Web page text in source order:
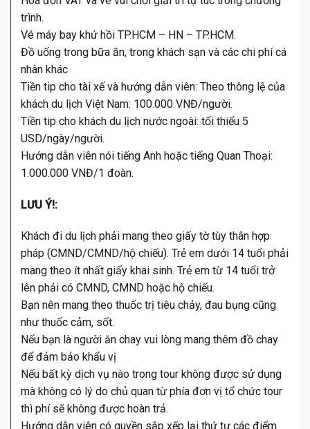
trình.
Vé máy bay khứ hồi TP.HCM – HN – TP.HCM.
Đồ uống trong bữa ăn, trong khách sạn và các chi phí cá
nhân khác
Tiền tip cho tài xế và hướng dẫn viên: Theo thông lệ của
khách du lịch Việt Nam: 100.000 VNĐ/người.
Tiền tip cho khách du lịch nước ngoài: tối thiểu 5
USD/ngày/người.
Hướng dẫn viên nói tiếng Anh hoặc tiếng Quan Thoại:
1.000.000 VNĐ/1 đoàn.
LƯU Ý!:
Khách đi du lịch phải mang theo giấy tờ tùy thân hợp
pháp (CMND/CMND/hộ chiếu). Trẻ em dưới 14 tuổi phải
mang theo ít nhất giấy khai sinh. Trẻ em từ 14 tuổi trở
lên phải có CMND, CMND hoặc hộ chiếu.
Bạn nên mang theo thuốc trị tiêu chảy, đau bụng cũng
như thuốc cảm, sốt.
Nếu bạn là người ăn chay vui lòng mang thêm đồ chay
để đảm bảo khẩu vị
Nếu bất kỳ dịch vụ nào trong tour không được sử dụng
mà không có lý do chủ quan từ phía đơn vị tổ chức tour
thì phí sẽ không được hoàn trả.
Hướng dẫn viên có quyền sắp xếp lại thứ tự các điểm